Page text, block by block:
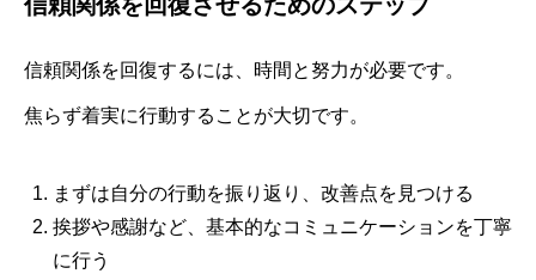
信頼関係を回復するには、時間と努力が必要です。
焦らず着実に行動することが大切です。
まずは自分の行動を振り返り、改善点を見つける
挨拶や感謝など、基本的なコミュニケーションを丁寧
に行う